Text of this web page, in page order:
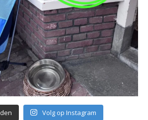
Volg op Instagram